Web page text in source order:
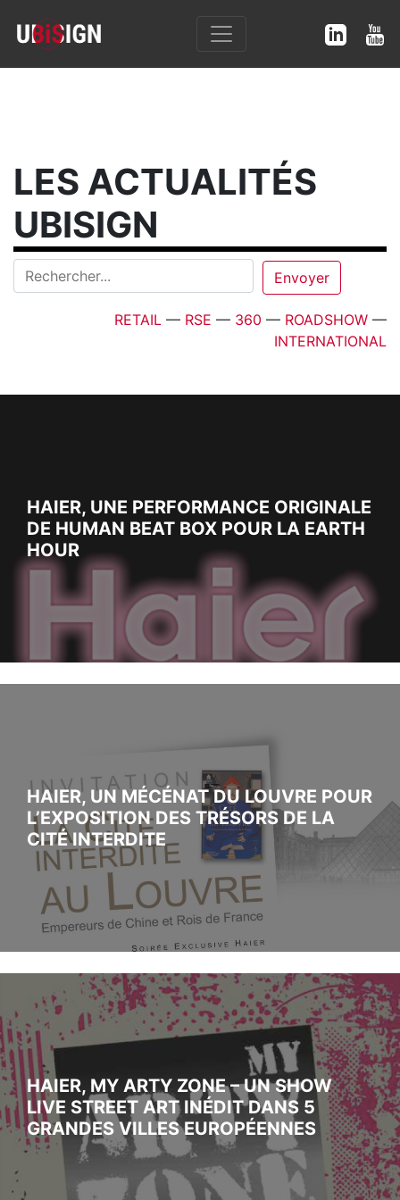
LES ACTUALITÉS
UBISIGN
RETAIL — RSE — 360 — ROADSHOW —
INTERNATIONAL
HAIER, UNE PERFORMANCE ORIGINALE
DE HUMAN BEAT BOX POUR LA EARTH
HOUR
HAIER, UN MÉCÉNAT DU LOUVRE POUR
L’EXPOSITION DES TRÉSORS DE LA
CITÉ INTERDITE
HAIER, MY ARTY ZONE – UN SHOW
LIVE STREET ART INÉDIT DANS 5
GRANDES VILLES EUROPÉENNES